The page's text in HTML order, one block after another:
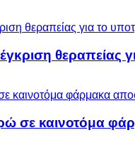
θεραπείας
σε καινοτόμα